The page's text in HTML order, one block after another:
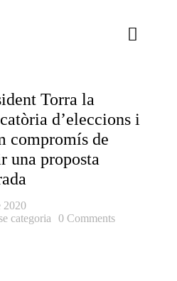
Toggle
Torra la
d’eleccions i
compromís de
una proposta
2020
categoria 0 Comments